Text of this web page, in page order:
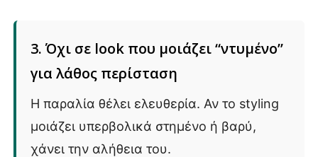
3. Όχι σε look που μοιάζει “ντυμένο”
για λάθος περίσταση
Η παραλία θέλει ελευθερία. Αν το styling
μοιάζει υπερβολικά στημένο ή βαρύ,
χάνει την αλήθεια του.